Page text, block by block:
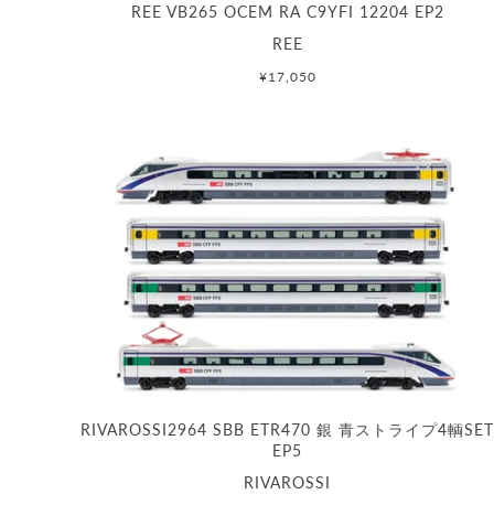
REE VB265 OCEM RA C9YFI 12204 EP2
REE
¥17,050
RIVAROSSI2964 SBB ETR470 銀 青ストライプ4輌SET
EP5
RIVAROSSI